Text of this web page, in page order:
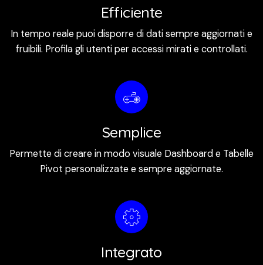
Efficiente
In tempo reale puoi disporre di dati sempre aggiornati e
fruibili. Profila gli utenti per accessi mirati e controllati.
Semplice
Permette di creare in modo visuale Dashboard e Tabelle
Pivot personalizzate e sempre aggiornate.
Integrato